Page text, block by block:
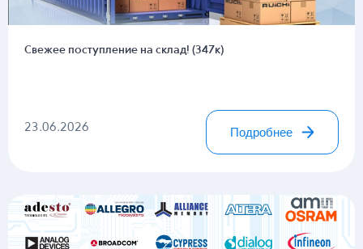
Свежее поступление на склад! (347к)
23.06.2026 Подробнее